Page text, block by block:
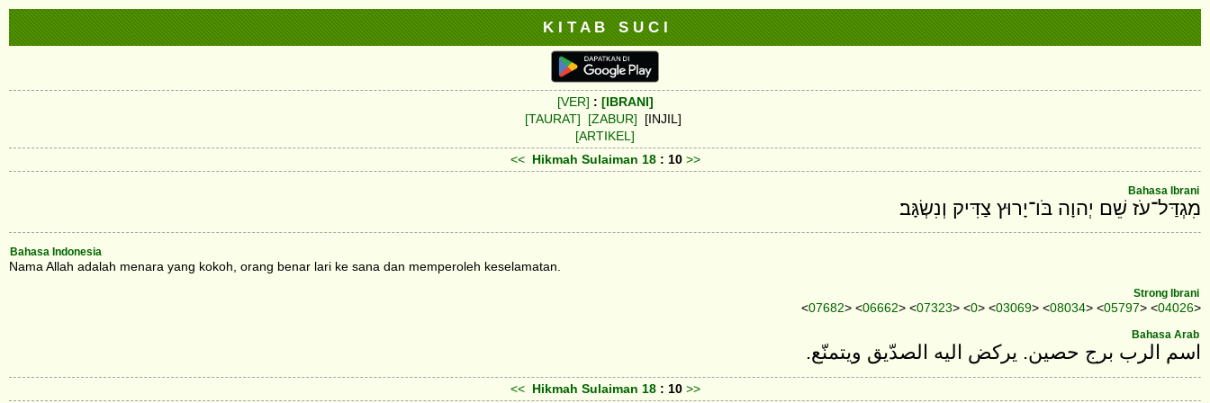
K I T A B S U C I
[VER] : [IBRANI]
[TAURAT]
[ZABUR] [INJIL]
[ARTIKEL]
<< Hikmah Sulaiman 18 : 10 >>
Bahasa Ibrani
מִגְדַּל־עֹז שֵׁם יְהוָה בֹּו־יָרוּץ צַדִּיק וְנִשְׂגָּב׃
Bahasa Indonesia
Nama Allah adalah menara yang kokoh, orang benar lari ke sana dan memperoleh keselamatan.
Strong Ibrani
<07682> <06662> <07323> <0> <03069> <08034> <05797> <04026>
Bahasa Arab
اسم الرب برج حصين. يركض اليه الصدّيق ويتمنّع.
<< Hikmah Sulaiman 18 : 10 >>